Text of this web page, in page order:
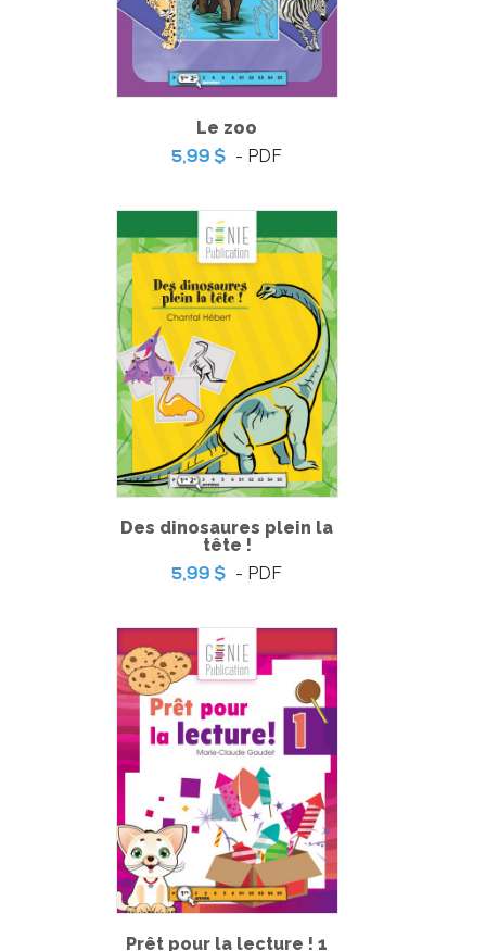
Activités de vocabulaire pour FLS
5,99 $-PDF
Méthodologie en psycho-linguistique
10,99 $ - PDF
Le zoo
5,99 $ - PDF
Des dinosaures plein la
tête !
5,99 $ - PDF
Prêt pour la lecture ! 1
INSCRIVEZ-VOUS À NOTRE LISTE DE DIFFUSION